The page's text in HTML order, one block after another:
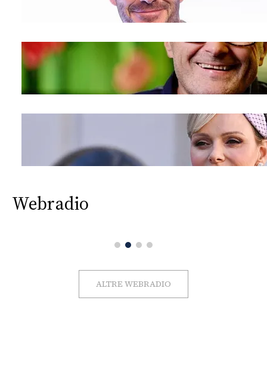
Webradio
ALTRE WEBRADIO